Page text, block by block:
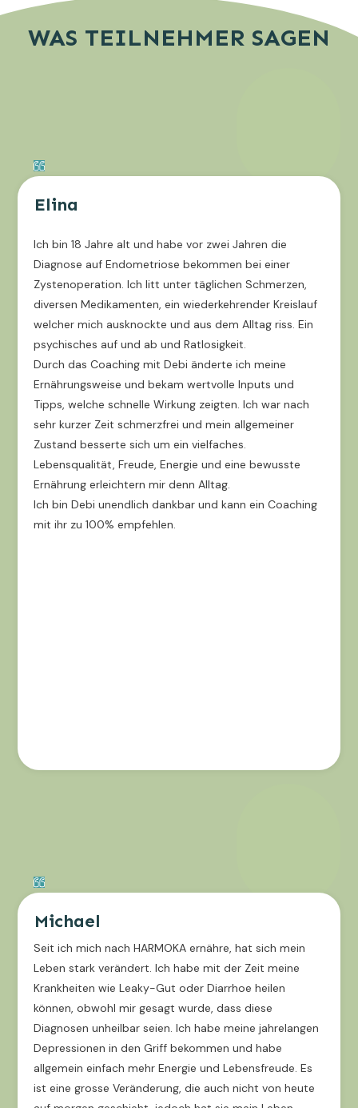
WAS TEILNEHMER SAGEN
Elina
Ich bin 18 Jahre alt und habe vor zwei Jahren die
Diagnose auf Endometriose bekommen bei einer
Zystenoperation. Ich litt unter täglichen Schmerzen,
diversen Medikamenten, ein wiederkehrender Kreislauf
welcher mich ausknockte und aus dem Alltag riss. Ein
psychisches auf und ab und Ratlosigkeit.
Durch das Coaching mit Debi änderte ich meine
Ernährungsweise und bekam wertvolle Inputs und
Tipps, welche schnelle Wirkung zeigten. Ich war nach
sehr kurzer Zeit schmerzfrei und mein allgemeiner
Zustand besserte sich um ein vielfaches.
Lebensqualität, Freude, Energie und eine bewusste
Ernährung erleichtern mir denn Alltag.
Ich bin Debi unendlich dankbar und kann ein Coaching
mit ihr zu 100% empfehlen.
Michael
Seit ich mich nach HARMOKA ernähre, hat sich mein
Leben stark verändert. Ich habe mit der Zeit meine
Krankheiten wie Leaky-Gut oder Diarrhoe heilen
können, obwohl mir gesagt wurde, dass diese
Diagnosen unheilbar seien. Ich habe meine jahrelangen
Depressionen in den Griff bekommen und habe
allgemein einfach mehr Energie und Lebensfreude. Es
ist eine grosse Veränderung, die auch nicht von heute